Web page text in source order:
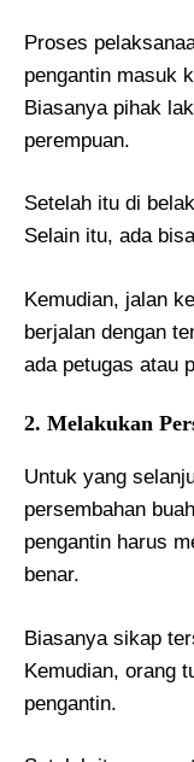
Proses
pengantin masuk
Biasanya pihak
perempuan.
Setelah itu di
Selain itu, ada
Kemudian, jalan
berjalan dengan
ada petugas atau
2. Melakukan
Untuk yang
persembahan
pengantin harus
benar.
Biasanya sikap
Kemudian, orang
pengantin.